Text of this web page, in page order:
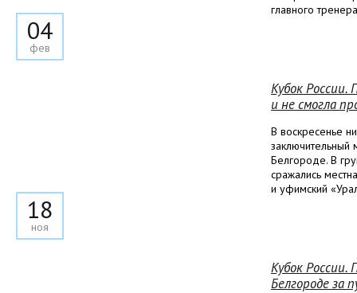
04
фев
главного
18
ноя
Кубок России.
и не смогла
В воскресенье
заключительный
Белгороде. В
сражались
и уфимский
Кубок России.
Белгороде за